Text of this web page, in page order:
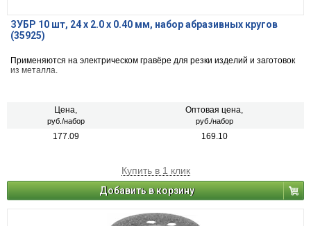
ЗУБР 10 шт, 24 x 2.0 х 0.40 мм, набор абразивных кругов
(35925)
Применяются на электрическом гравёре для резки изделий и заготовок
из металла.
Цена,
руб./набор
Оптовая цена,
руб./набор
177.09 169.10
Купить в 1 клик
Добавить в корзину